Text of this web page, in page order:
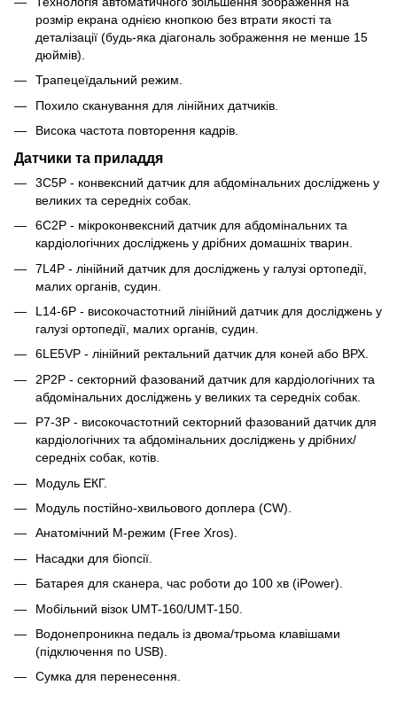
розмір екрана однією кнопкою без втрати якості та
деталізації (будь-яка діагональ зображення не менше 15
дюймів).
Трапецеїдальний режим.
Похило сканування для лінійних датчиків.
Висока частота повторення кадрів.
Датчики та приладдя
3C5P - конвексний датчик для абдомінальних досліджень у
великих та середніх собак.
6C2P - мікроконвексний датчик для абдомінальних та
кардіологічних досліджень у дрібних домашніх тварин.
7L4P - лінійний датчик для досліджень у галузі ортопедії,
малих органів, судин.
L14-6P - високочастотний лінійний датчик для досліджень у
галузі ортопедії, малих органів, судин.
6LE5VP - лінійний ректальний датчик для коней або ВРХ.
2P2P - секторний фазований датчик для кардіологічних та
абдомінальних досліджень у великих та середніх собак.
P7-3P - високочастотний секторний фазований датчик для
кардіологічних та абдомінальних досліджень у дрібних/
середніх собак, котів.
Модуль ЕКГ.
Модуль постійно-хвильового доплера (CW).
Анатомічний М-режим (Free Xros).
Насадки для біопсії.
Батарея для сканера, час роботи до 100 хв (iPower).
Мобільний візок UMT-160/UMT-150.
Водонепроникна педаль із двома/трьома клавішами
(підключення по USB).
Сумка для перенесення.